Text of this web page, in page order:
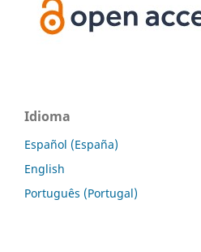
Idioma
Español (España)
English
Português (Portugal)